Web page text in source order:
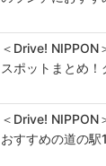
＜Drive! NIPPON
スポットまとめ
＜Drive! NIPPON
おすすめの道の